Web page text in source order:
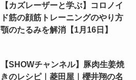
【カズレーザーと学ぶ】コロノイ
ド筋の顔筋トレーニングのやり方
顎のたるみを解消【1月16日】
【SHOWチャンネル】豚肉生姜焼
きのレシピ｜菱田屋｜櫻井翔の名